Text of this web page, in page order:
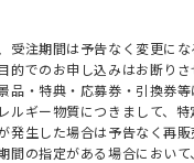
受注期間は予告なく変更にな
的でのお申し込みはお断りさ
品・特典・応募券・引換券
ルギー物質につきまして、
発生した場合は予告なく再
間の指定がある場合におい